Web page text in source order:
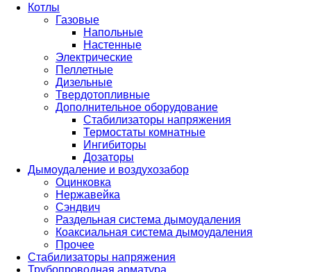
Котлы
Газовые
Напольные
Настенные
Электрические
Пеллетные
Дизельные
Твердотопливные
Дополнительное оборудование
Стабилизаторы напряжения
Термостаты комнатные
Ингибиторы
Дозаторы
Дымоудаление и воздухозабор
Оцинковка
Нержавейка
Сэндвич
Раздельная система дымоудаления
Коаксиальная система дымоудаления
Прочее
Стабилизаторы напряжения
Трубопроводная арматура